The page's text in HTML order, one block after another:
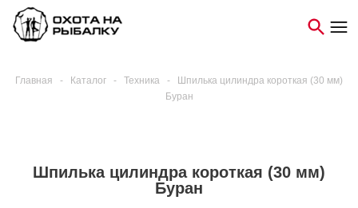
Главная - Каталог - Техника -
Шпилька цилиндра короткая (30 мм)
Буран
Шпилька цилиндра короткая (30 мм)
Буран